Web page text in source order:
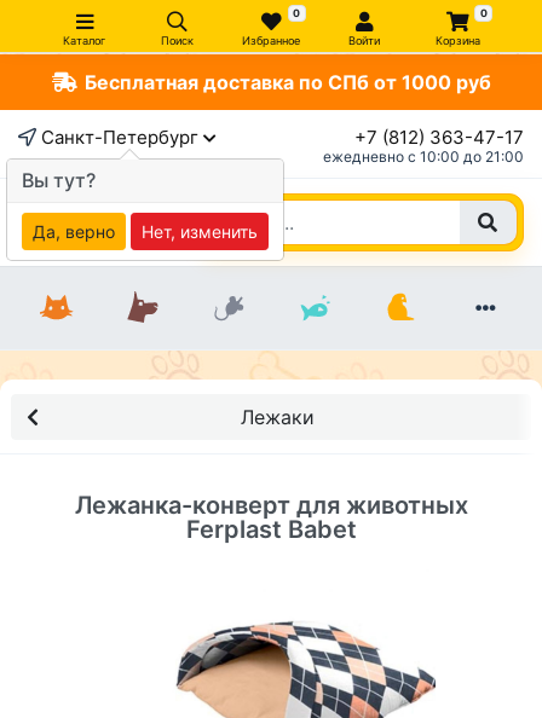
Каталог Поиск
0
Избранное Войти
0
Корзина
Бесплатная доставка по СПб от 1000 руб
Санкт-Петербург +7 (812) 363-47-17
ежедневно c 10:00 до 21:00
Лежаки
Лежанка-конверт для животных
Ferplast Babet
Вы тут?
Да, верно Нет, изменить